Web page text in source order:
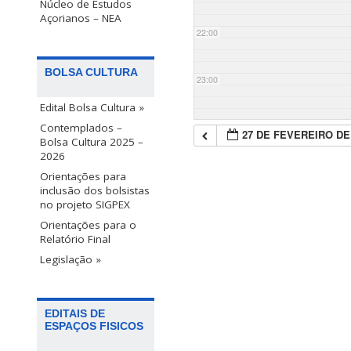
Núcleo de Estudos
Açorianos – NEA
BOLSA CULTURA
Edital Bolsa Cultura »
Contemplados –
Bolsa Cultura 2025 –
2026
Orientações para
inclusão dos bolsistas
no projeto SIGPEX
Orientações para o
Relatório Final
Legislação »
EDITAIS DE
ESPAÇOS FISICOS
22:00
23:00
27 DE FEVEREIRO